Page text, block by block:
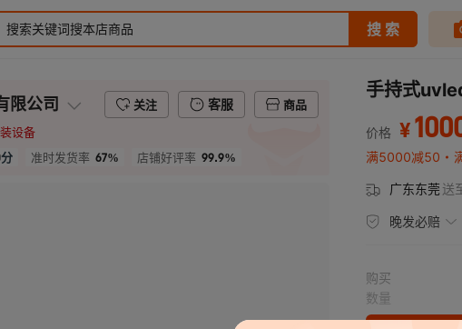
限公司 关注 客服
商品
设备
分 准时发货率 67% 店铺好评率 99.9%
手持式
价格 ¥
满5000减50
广东东莞 送
晚发必赔
购买
数量